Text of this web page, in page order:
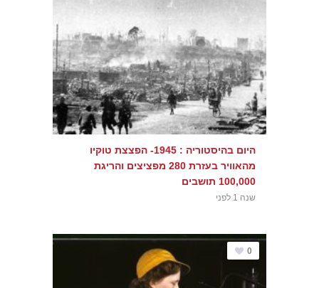
היום בהיסטוריה : 1945- הפצצת טוקיו
מהאוויר בעזרת 280 מפציצים והריגת
100,000 תושבים
שנה 1 לפני
0